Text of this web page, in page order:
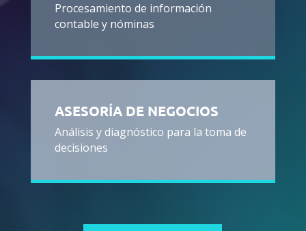
Procesamiento de información
contable y nóminas
ASESORÍA DE NEGOCIOS
Análisis y diagnóstico para la toma de
decisiones